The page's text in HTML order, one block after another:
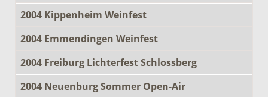
2004 Kippenheim Weinfest
2004 Emmendingen Weinfest
2004 Freiburg Lichterfest Schlossberg
2004 Neuenburg Sommer Open-Air